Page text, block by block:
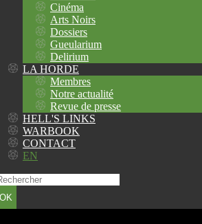
Cinéma
Arts Noirs
Dossiers
Gueularium
Delirium
LA HORDE
Membres
Notre actualité
Revue de presse
HELL'S LINKS
WARBOOK
CONTACT
EN
OK